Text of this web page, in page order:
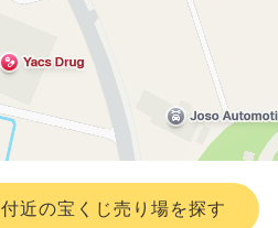
付近の宝くじ売り場を探す